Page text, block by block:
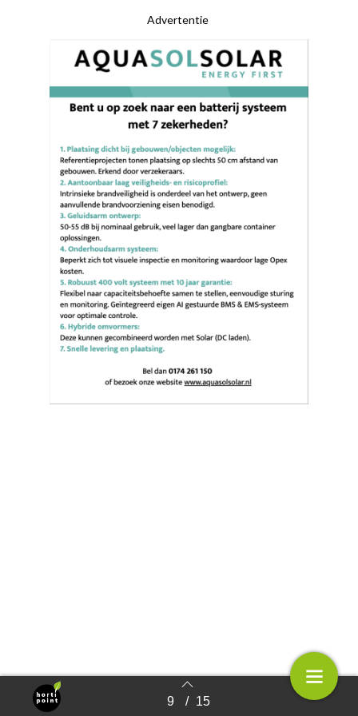
Terug naar overzicht 9 / 15
Advertentie